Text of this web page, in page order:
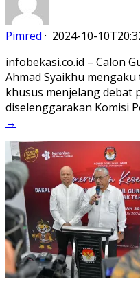
Pimred · 2024-10-
infobekasi.co.id – Calon
Ahmad Syaikhu
khusus menjelang debat
diselenggarakan Komisi
→